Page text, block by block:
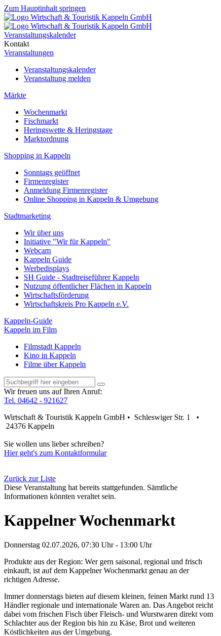
Zum Hauptinhalt springen
Veranstaltungskalender
Kontakt
Veranstaltungen
Veranstaltungskalender
Veranstaltung melden
Märkte
Wochenmarkt
Fischmarkt
Heringswette & Heringstage
Marktordnung
Shopping in Kappeln
Sonntags geöffnet
Firmenregister
Anmeldung Firmenregister
Online Shopping in Kappeln & Umgebung
Stadtmarketing
Wir über uns
Initiative "Wir für Kappeln"
Webcam
Kappeln Guide
Werbedisplays
SH Guide - Stadtreiseführer Kappeln
Nutzung öffentlicher Flächen in Kappeln
Wirtschaftsförderung
Wirtschaftskreis Pro Kappeln e.V.
Kappeln-Guide
Kappeln im Film
Filmstadt Kappeln
Kino in Kappeln
Filme über Kappeln
Wir freuen uns auf Ihren Anruf:
Tel. 04642 - 921627
Wirtschaft & Touristik Kappeln GmbH • Schleswiger Str. 1 •
24376 Kappeln
Sie wollen uns lieber schreiben?
Hier geht's zum Kontaktformular
Zurück zur Liste
Diese Veranstaltung hat bereits stattgefunden. Sämtliche
Informationen könnten veraltet sein.
Kappelner Wochenmarkt
Donnerstag 02.07.2026, 07:30 Uhr - 13:00 Uhr
Produkte aus der Region: Wer gern saisonal, regional und frisch
einkauft, ist auf dem Kappelner Wochenmarkt genau an der
richtigen Adresse.
Immer donnerstags bieten auf diesem kleinen, feinen Markt rund 13
Händler regionale und internationale Waren an. Das Angebot reicht
dabei vom frischen Fisch über Fleisch- und Wurstwaren direkt vom
Schlachter aus der Region bis hin zu Käse, Brot und weiteren
Köstlichkeiten aus der Umgebung.